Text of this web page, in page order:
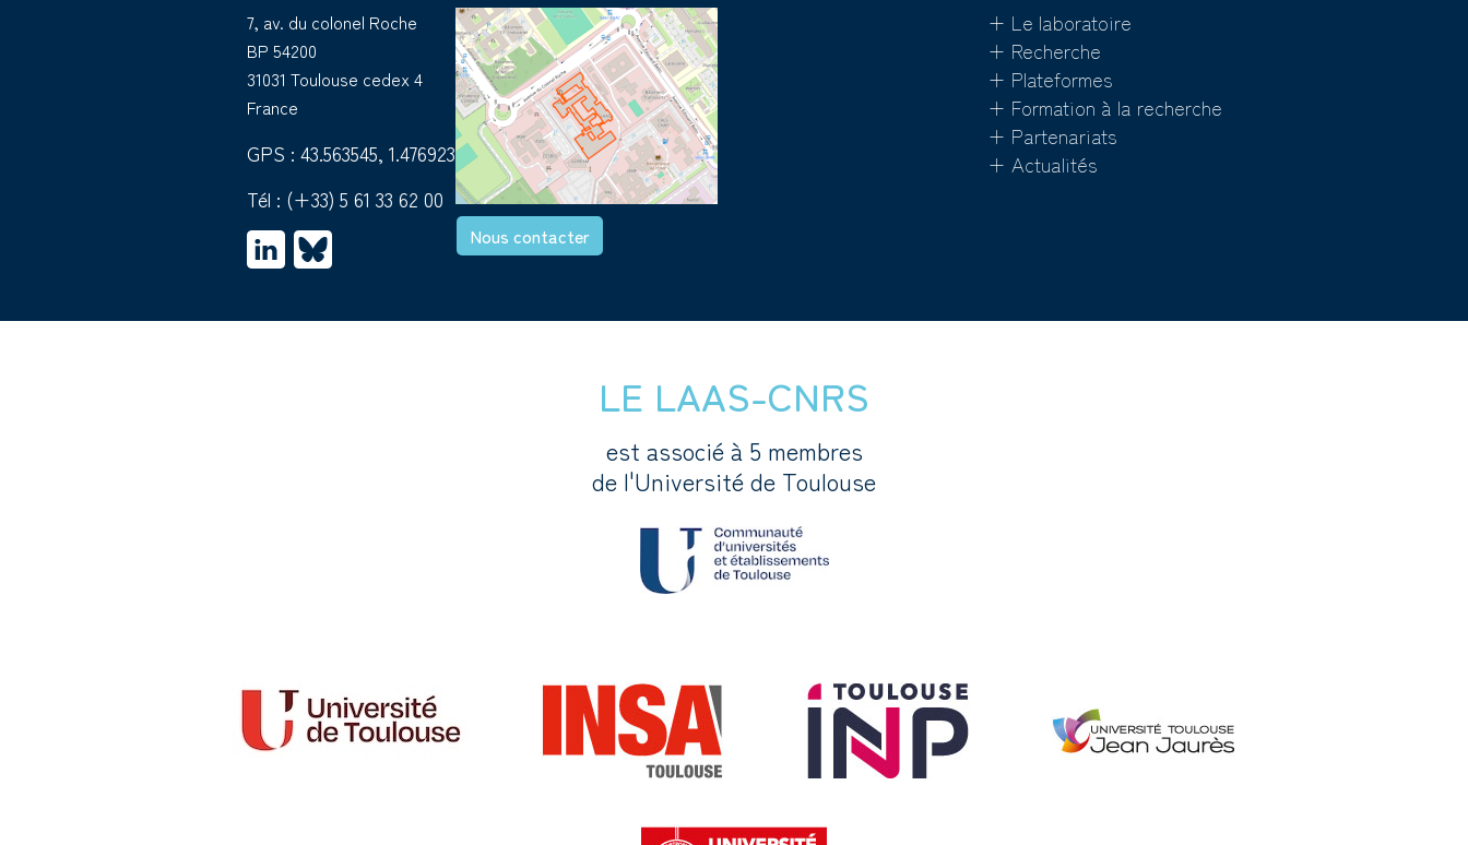
7, av. du colonel Roche
BP 54200
31031 Toulouse cedex 4
France
GPS : 43.563545, 1.476923
Tél : (+33) 5 61 33 62 00
Nous contacter
+ Le laboratoire
+ Recherche
+ Plateformes
+ Formation à la recherche
+ Partenariats
+ Actualités
LE LAAS-CNRS
est associé à 5 membres
de l'Université de Toulouse